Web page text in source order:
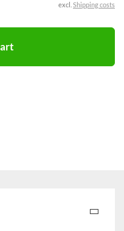
excl. Shipping costs